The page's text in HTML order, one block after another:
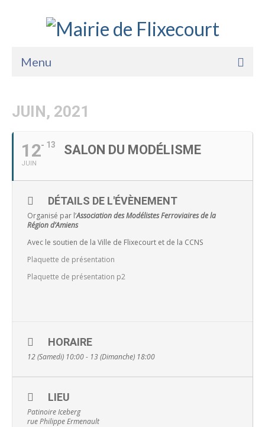
Menu
La Mairie
Vie Pratique
Services
Sports Loisirs et Culture
JUIN, 2021
12
JUIN
13 SALON DU MODÉLISME
DÉTAILS DE L'ÉVÈNEMENT
Organisé par l’Association des Modélistes Ferroviaires de la
Région d’Amiens
Avec le soutien de la Ville de Flixecourt et de la CCNS
Plaquette de présentation
Plaquette de présentation p2
HORAIRE
12 (Samedi) 10:00 - 13 (Dimanche) 18:00
LIEU
Patinoire Iceberg
rue Philippe Ermenault